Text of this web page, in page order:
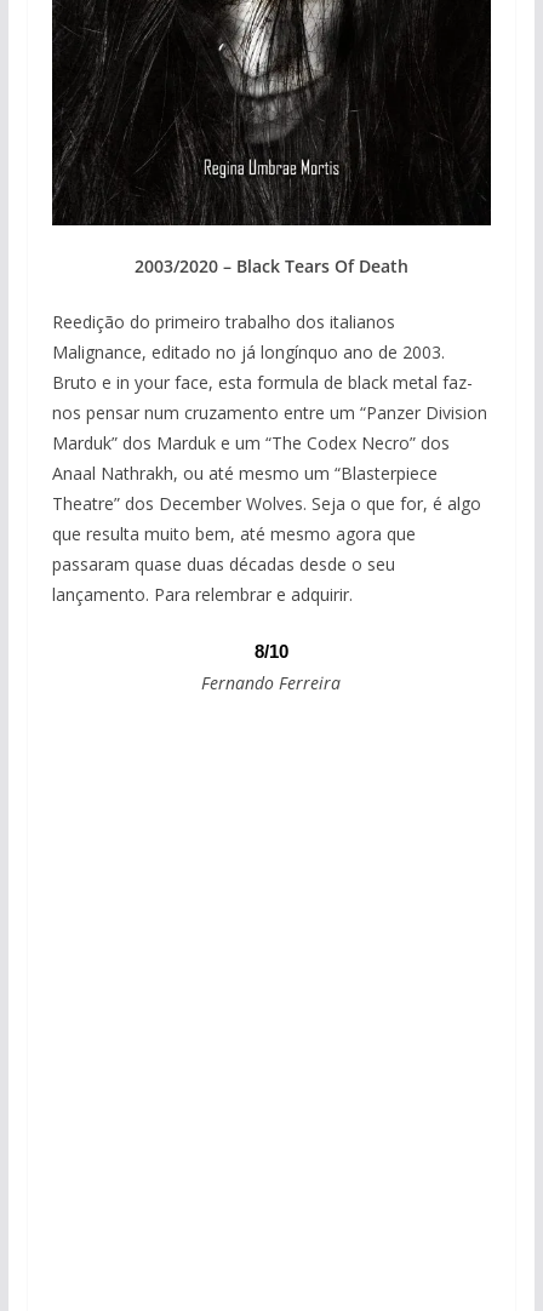
2003/2020 – Black Tears Of Death
Reedição do primeiro trabalho dos italianos
Malignance, editado no já longínquo ano de 2003.
Bruto e in your face, esta formula de black metal faz-
nos pensar num cruzamento entre um “Panzer Division
Marduk” dos Marduk e um “The Codex Necro” dos
Anaal Nathrakh, ou até mesmo um “Blasterpiece
Theatre” dos December Wolves. Seja o que for, é algo
que resulta muito bem, até mesmo agora que
passaram quase duas décadas desde o seu
lançamento. Para relembrar e adquirir.
8/10
Fernando Ferreira